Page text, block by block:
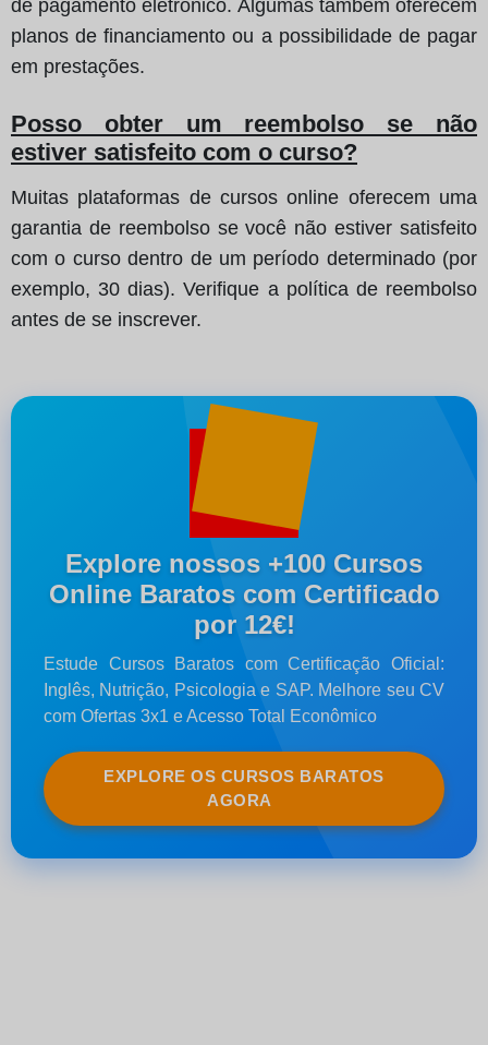
de pagamento eletrónico. Algumas também oferecem
planos de financiamento ou a possibilidade de pagar
em prestações.
Posso obter um reembolso se não
estiver satisfeito com o curso?
Muitas plataformas de cursos online oferecem uma
garantia de reembolso se você não estiver satisfeito
com o curso dentro de um período determinado (por
exemplo, 30 dias). Verifique a política de reembolso
antes de se inscrever.
Explore nossos +100 Cursos
Online Baratos com Certificado
por 12€!
Estude Cursos Baratos com Certificação Oficial:
Inglês, Nutrição, Psicologia e SAP. Melhore seu CV
com Ofertas 3x1 e Acesso Total Econômico
EXPLORE OS CURSOS BARATOS
AGORA